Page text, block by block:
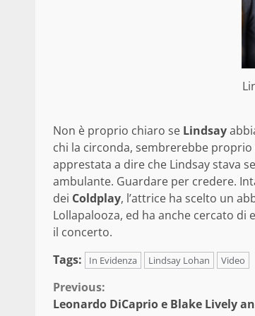
Non è proprio chiaro se Lindsay
chi la circonda, sembrerebbe
apprestata a dire che Lindsay stava
ambulante. Guardare per credere.
dei Coldplay, l’attrice ha scelto un
Lollapalooza, ed ha anche cercato
il concerto.
Tags:
In Evidenza Lindsay Lohan Video
Continue
Previous:
Leonardo DiCaprio e Blake Lively